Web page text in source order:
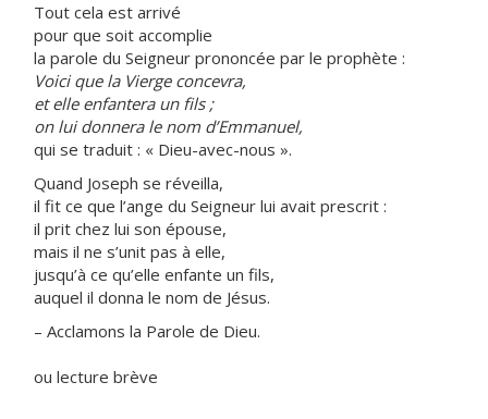
Tout cela est arrivé
pour que soit accomplie
la parole du Seigneur prononcée par le prophète :
Voici que la Vierge concevra,
et elle enfantera un fils ;
on lui donnera le nom d’Emmanuel,
qui se traduit : « Dieu-avec-nous ».
Quand Joseph se réveilla,
il fit ce que l’ange du Seigneur lui avait prescrit :
il prit chez lui son épouse,
mais il ne s’unit pas à elle,
jusqu’à ce qu’elle enfante un fils,
auquel il donna le nom de Jésus.
– Acclamons la Parole de Dieu.
ou lecture brève